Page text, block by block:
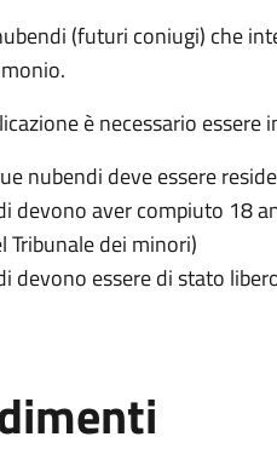
(futuri coniugi) che
è necessario essere
nubendi deve essere
devono aver compiuto 18
Tribunale dei minori)
devono essere di stato